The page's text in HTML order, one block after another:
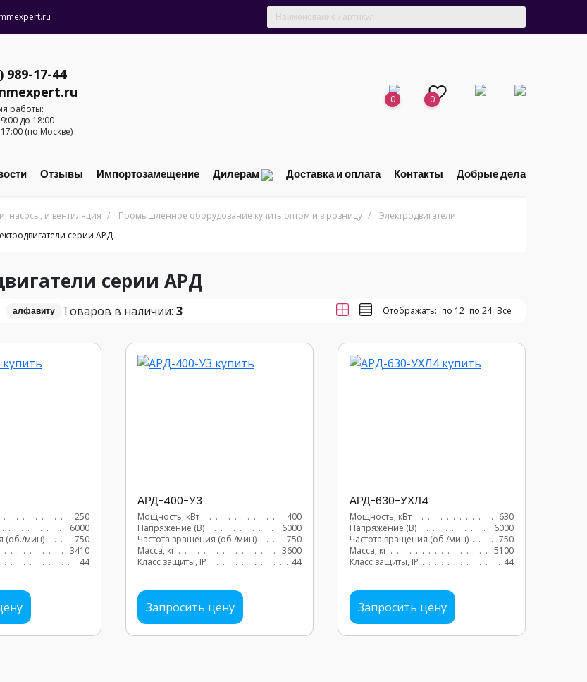
989-17-44
работы:
до 18:00
(по Москве)
0 0
Отзывы Импортозамещение Дилерам Доставка и оплата Контакты Добрые дела
насосы, и вентиляция / Промышленное оборудование купить оптом и в розницу /
Электродвигатели
серии АРД
серии АРД
алфавиту Товаров в наличии: 3 Отображать: по 12 по 24 Все
250
6000
(об./мин) ...............................
750
3410
44
АРД-400-У3
Мощность, кВт ...............................
400
Напряжение (В) ...............................
6000
Частота вращения (об./мин) ...............................
750
Масса, кг ...............................
3600
Класс защиты, IP ...............................
44
Запросить цену
АРД-630-УХЛ4
Мощность, кВт
630
Напряжение (В)
6000
Частота вращения (об./мин)
750
Масса, кг ...............................
5100
Класс защиты, IP
44
Запросить цену